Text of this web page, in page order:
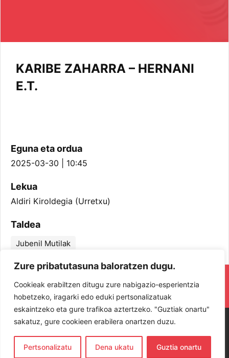
Zure pribatutasuna baloratzen dugu.
Cookieak erabiltzen ditugu zure nabigazio-esperientzia
hobetzeko, iragarki edo eduki pertsonalizatuak
eskaintzeko eta gure trafikoa aztertzeko. "Guztiak onartu"
sakatuz, gure cookieen erabilera onartzen duzu.
Pertsonalizatu Dena ukatu Guztia onartu
KARIBE ZAHARRA – HERNANI
E.T.
Eguna eta ordua
2025-03-30 | 10:45
Lekua
Aldiri Kiroldegia (Urretxu)
Taldea
Jubenil Mutilak
RESPETA Y DISFRUTA. ¡LOS JUGADORES
Y JUGADORAS PROTAGONISTAS!